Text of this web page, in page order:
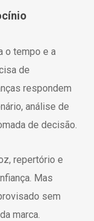
o tempo e a
de
respondem
análise de
de decisão.
repertório e
Mas
sem
marca.